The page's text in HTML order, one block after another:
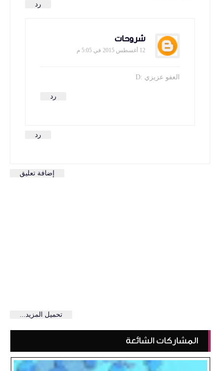
رد
شروحات
12 أغسطس 2015 في 5:05 م
العفو عزيزي :D
رد
رد
إضافة تعليق
تحميل المزيد...
المشاركات الشائعة